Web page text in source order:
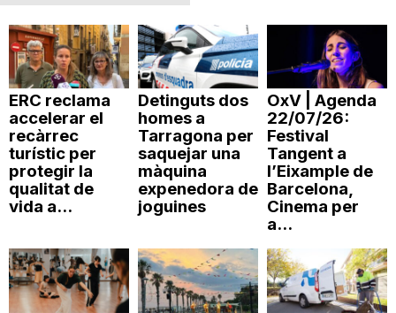
g
o
n
a
ERC reclama
accelerar el
recàrrec
turístic per
protegir la
qualitat de
vida a...
Detinguts dos
homes a
Tarragona per
saquejar una
màquina
expenedora de
joguines
OxV | Agenda
22/07/26:
Festival
Tangent a
l’Eixample de
Barcelona,
Cinema per
a...